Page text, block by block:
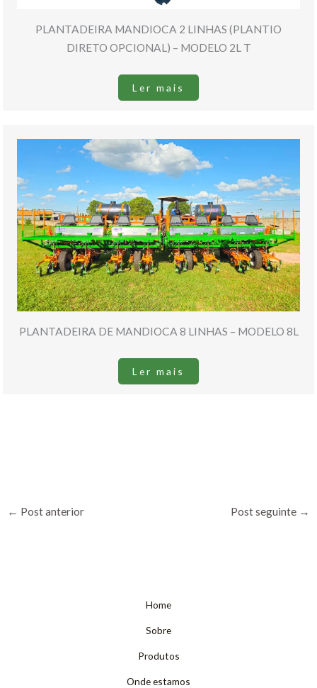
PLANTADEIRA MANDIOCA 2 LINHAS (PLANTIO
DIRETO OPCIONAL) – MODELO 2L T
Ler mais
PLANTADEIRA DE MANDIOCA 8 LINHAS – MODELO 8L
Ler mais
← Post anterior Post seguinte →
Home
Sobre
Produtos
Onde estamos